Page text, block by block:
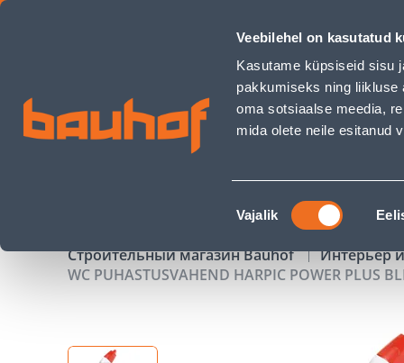
Veebilehel on kasutatud
Kasutame küpsiseid sisu
pakkumiseks ning
oma sotsiaalse meedia,
mida olete neile esitanud
Nõusoleku
valik
Vajalik
WC PUHASTUSVAHEND HARPIC POWER PLUS BLEACH
Обслуживание бизнес-клиентов
АКЦИИ
Строительный магазин Bauhof
Интерьер
WC PUHASTUSVAHEND HARPIC POWER PLUS